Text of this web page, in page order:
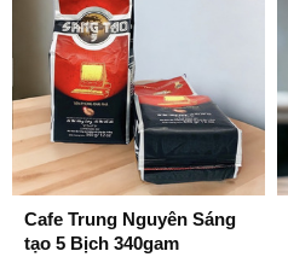
Cafe Trung Nguyên Sáng
tạo 5 Bịch 340gam